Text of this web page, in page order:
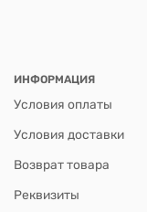
ИНФОРМАЦИЯ
Условия оплаты
Условия доставки
Возврат товара
Реквизиты